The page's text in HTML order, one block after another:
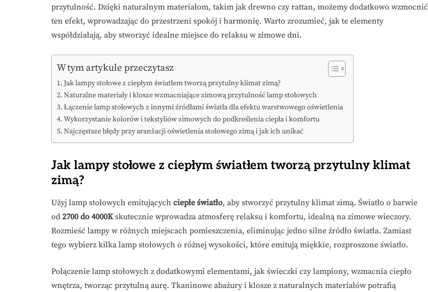
przytulność. Dzięki naturalnym materiałom, takim jak drewno czy rattan, możemy dodatkowo wzmocnić
ten efekt, wprowadzając do przestrzeni spokój i harmonię. Warto zrozumieć, jak te elementy
współdziałają, aby stworzyć idealne miejsce do relaksu w zimowe dni.
W tym artykule przeczytasz
Jak lampy stołowe z ciepłym światłem tworzą przytulny klimat zimą?
Naturalne materiały i klosze wzmacniające zimową przytulność lamp stołowych
Łączenie lamp stołowych z innymi źródłami światła dla efektu warstwowego oświetlenia
Wykorzystanie kolorów i tekstyliów zimowych do podkreślenia ciepła i komfortu
Najczęstsze błędy przy aranżacji oświetlenia stołowego zimą i jak ich unikać
Jak lampy stołowe z ciepłym światłem tworzą przytulny klimat
zimą?
Użyj lamp stołowych emitujących ciepłe światło, aby stworzyć przytulny klimat zimą. Światło o barwie
od 2700 do 4000Kskutecznie wprowadza atmosferę relaksu i komfortu, idealną na zimowe wieczory.
Rozmieść lampy w różnych miejscach pomieszczenia, eliminując jedno silne źródło światła. Zamiast
tego wybierz kilka lamp stołowych o różnej wysokości, które emitują miękkie, rozproszone światło.
Połączenie lamp stołowych z dodatkowymi elementami, jak świeczki czy lampiony, wzmacnia ciepło
wnętrza, tworząc przytulną aurę. Tkaninowe abażury i klosze z naturalnych materiałów potrafią